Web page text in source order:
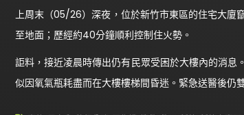
上周末（05/26）深夜，位於新竹市東區的住宅大廈
至地面；歷經約40分鐘順利控制住火勢。
詎料，接近凌晨時傳出仍有民眾受困於大樓內的消
似因氧氣瓶耗盡而在大樓樓梯間昏迷。緊急送醫後仍